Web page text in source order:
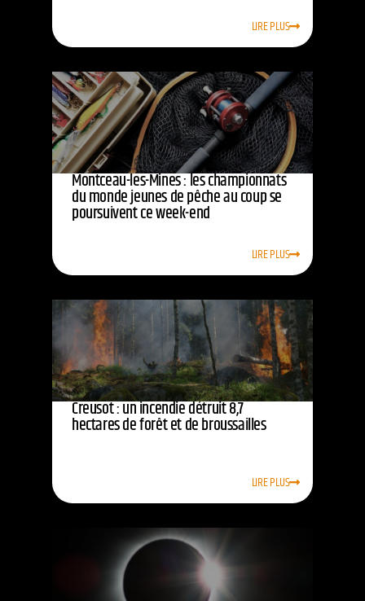
LIRE PLUS
Montceau-les-Mines : les championnats
du monde jeunes de pêche au coup se
poursuivent ce week-end
LIRE PLUS
Creusot : un incendie détruit 8,7
hectares de forêt et de broussailles
LIRE PLUS